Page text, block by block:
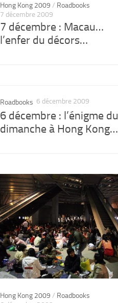
Hong Kong 2009 / Roadbooks
7 décembre 2009
7 décembre : Macau…
l’enfer du décors…
Roadbooks 6 décembre 2009
6 décembre : l’énigme du
dimanche à Hong Kong…
Hong Kong 2009 / Roadbooks